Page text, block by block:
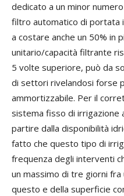
dedicato a un minor
filtro automatico di portata
a costare anche un 50% in
unitario/capacità filtrante
5 volte superiore, può da
di settori rivelandosi forse
ammortizzabile. Per il
sistema fisso di irrigazione
partire dalla disponibilità
fatto che questo tipo di
frequenza degli interventi
un massimo di tre giorni
questo e della superficie